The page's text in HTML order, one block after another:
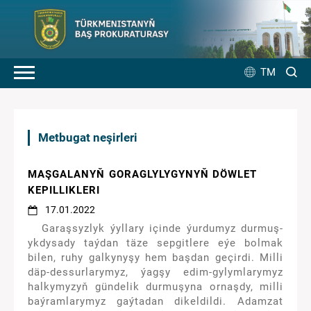
TM
Metbugat neşirleri
MAŞGALANYŇ GORAGLYLYGYNYŇ DÖWLET
KEPILLIKLERI
17.01.2022
Garaşsyzlyk ýyllary içinde ýurdumyz durmuş-
ykdysady taýdan täze sepgitlere eýe bolmak
bilen, ruhy galkynyşy hem başdan geçirdi. Milli
däp-dessurlarymyz, ýagşy edim-gylymlarymyz
halkymyzyň gündelik durmuşyna ornaşdy, milli
baýramlarymyz gaýtadan dikeldildi. Adamzat